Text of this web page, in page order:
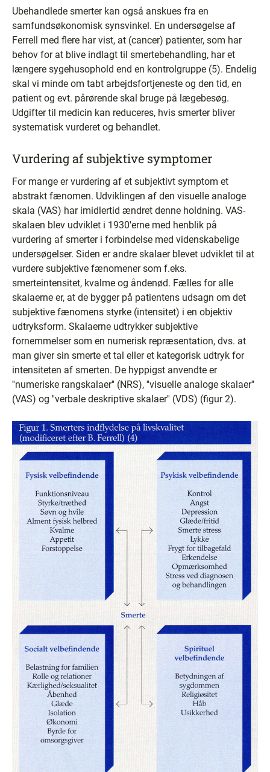
Ubehandlede smerter kan også anskues fra en
samfundsøkonomisk synsvinkel. En undersøgelse af
Ferrell med flere har vist, at (cancer) patienter, som har
behov for at blive indlagt til smertebehandling, har et
længere sygehusophold end en kontrolgruppe (5). Endelig
skal vi minde om tabt arbejdsfortjeneste og den tid, en
patient og evt. pårørende skal bruge på lægebesøg.
Udgifter til medicin kan reduceres, hvis smerter bliver
systematisk vurderet og behandlet.
Vurdering af subjektive symptomer
For mange er vurdering af et subjektivt symptom et
abstrakt fænomen. Udviklingen af den visuelle analoge
skala (VAS) har imidlertid ændret denne holdning. VAS-
skalaen blev udviklet i 1930'erne med henblik på
vurdering af smerter i forbindelse med videnskabelige
undersøgelser. Siden er andre skalaer blevet udviklet til at
vurdere subjektive fænomener som f.eks.
smerteintensitet, kvalme og åndenød. Fælles for alle
skalaerne er, at de bygger på patientens udsagn om det
subjektive fænomens styrke (intensitet) i en objektiv
udtryksform. Skalaerne udtrykker subjektive
fornemmelser som en numerisk repræsentation, dvs. at
man giver sin smerte et tal eller et kategorisk udtryk for
intensiteten af smerten. De hyppigst anvendte er
''numeriske rangskalaer'' (NRS), ''visuelle analoge skalaer''
(VAS) og ''verbale deskriptive skalaer'' (VDS) (figur 2).